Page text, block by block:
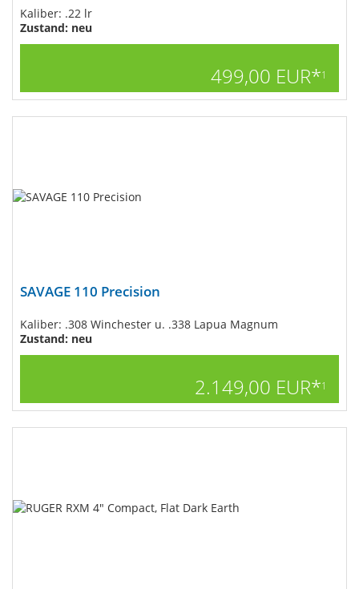
Kaliber: .22 lr
Zustand: neu
499,00 EUR*1
SAVAGE 110 Precision
Kaliber: .308 Winchester u. .338 Lapua Magnum
Zustand: neu
2.149,00 EUR*1